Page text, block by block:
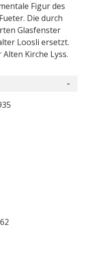
Figur des
Die durch
Glasfenster
Loosli ersetzt.
Kirche Lyss.